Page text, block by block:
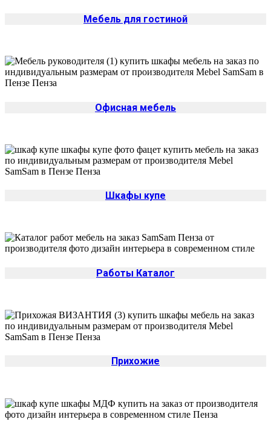
Мебель для гостиной
Офисная мебель
Шкафы купе
Работы Каталог
Прихожие